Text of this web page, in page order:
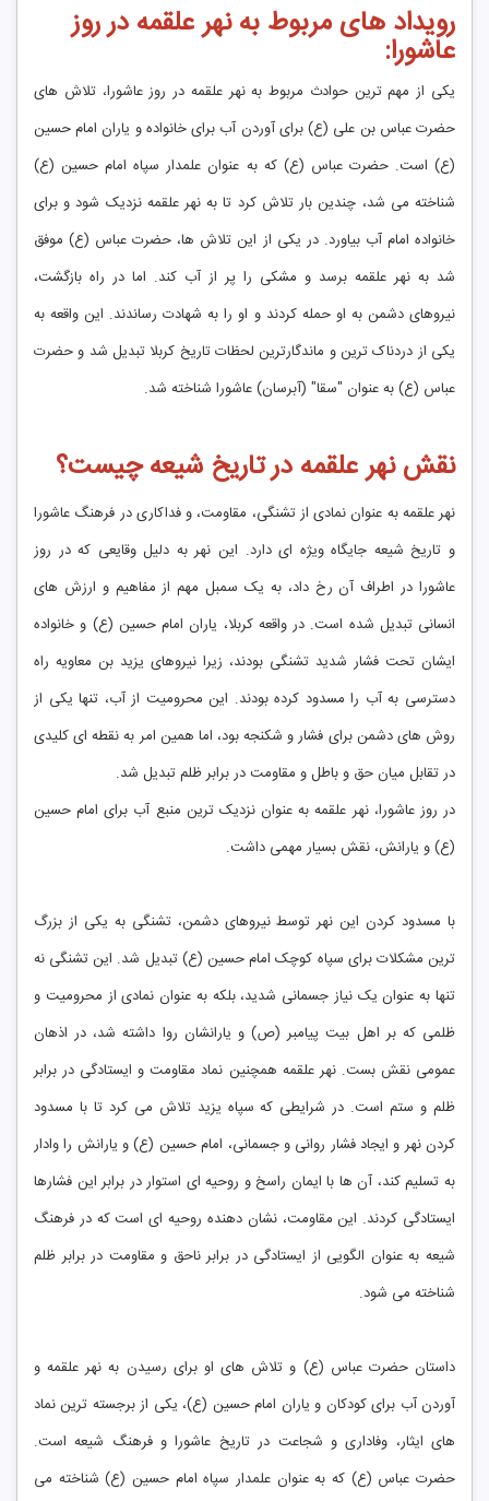
رویداد های مربوط به نهر علقمه در روز
عاشورا:
یکی از مهم‌ ترین حوادث مربوط به نهر علقمه در روز عاشورا، تلاش‌ های
حضرت عباس بن علی (ع) برای آوردن آب برای خانواده و یاران امام حسین
(ع) است. حضرت عباس (ع) که به عنوان علمدار سپاه امام حسین (ع)
شناخته می ‌شد، چندین بار تلاش کرد تا به نهر علقمه نزدیک شود و برای
خانواده امام آب بیاورد. در یکی از این تلاش ‌ها، حضرت عباس (ع) موفق
شد به نهر علقمه برسد و مشکی را پر از آب کند. اما در راه بازگشت،
نیروهای دشمن به او حمله کردند و او را به شهادت رساندند. این واقعه به
یکی از دردناک ‌ترین و ماندگارترین لحظات تاریخ کربلا تبدیل شد و حضرت
عباس (ع) به عنوان "سقا" (آبرسان) عاشورا شناخته شد.
نقش نهر علقمه در تاریخ شیعه چیست؟
نهر علقمه به ‌عنوان نمادی از تشنگی، مقاومت، و فداکاری در فرهنگ عاشورا
و تاریخ شیعه جایگاه ویژه‌ ای دارد. این نهر به دلیل وقایعی که در روز
عاشورا در اطراف آن رخ داد، به یک سمبل مهم از مفاهیم و ارزش‌ های
انسانی تبدیل شده است. در واقعه کربلا، یاران امام حسین (ع) و خانواده
ایشان تحت فشار شدید تشنگی بودند، زیرا نیروهای یزید بن معاویه راه
دسترسی به آب را مسدود کرده بودند. این محرومیت از آب، تنها یکی از
روش ‌های دشمن برای فشار و شکنجه بود، اما همین امر به نقطه ‌ای کلیدی
در تقابل میان حق و باطل و مقاومت در برابر ظلم تبدیل شد.
در روز عاشورا، نهر علقمه به ‌عنوان نزدیک ‌ترین منبع آب برای امام حسین
(ع) و یارانش، نقش بسیار مهمی داشت.
با مسدود کردن این نهر توسط نیروهای دشمن، تشنگی به یکی از بزرگ‌
ترین مشکلات برای سپاه کوچک امام حسین (ع) تبدیل شد. این تشنگی نه
تنها به‌ عنوان یک نیاز جسمانی شدید، بلکه به ‌عنوان نمادی از محرومیت و
ظلمی که بر اهل بیت پیامبر (ص) و یارانشان روا داشته شد، در اذهان
عمومی نقش بست. نهر علقمه همچنین نماد مقاومت و ایستادگی در برابر
ظلم و ستم است. در شرایطی که سپاه یزید تلاش می ‌کرد تا با مسدود
کردن نهر و ایجاد فشار روانی و جسمانی، امام حسین (ع) و یارانش را وادار
به تسلیم کند، آن‌ ها با ایمان راسخ و روحیه‌ ای استوار در برابر این فشارها
ایستادگی کردند. این مقاومت، نشان‌ دهنده روحیه ‌ای است که در فرهنگ
شیعه به‌ عنوان الگویی از ایستادگی در برابر ناحق و مقاومت در برابر ظلم
شناخته می ‌شود.
داستان حضرت عباس (ع) و تلاش ‌های او برای رسیدن به نهر علقمه و
آوردن آب برای کودکان و یاران امام حسین (ع)، یکی از برجسته‌ ترین نماد
های ایثار، وفاداری و شجاعت در تاریخ عاشورا و فرهنگ شیعه است.
حضرت عباس (ع) که به‌ عنوان علمدار سپاه امام حسین (ع) شناخته می